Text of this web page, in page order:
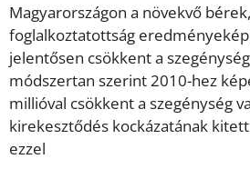
Magyarországon a növekvő
foglalkoztatottság
jelentősen csökkent a
módszertan szerint 2010-hez
millióval csökkent a szegénység
kirekesztődés kockázatának
ezzel